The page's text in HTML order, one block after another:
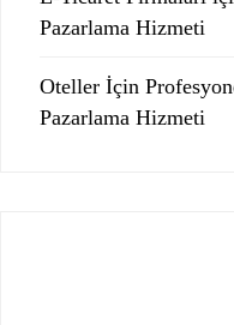
Pazarlama Hizmeti
Oteller İçin
Pazarlama Hizmeti